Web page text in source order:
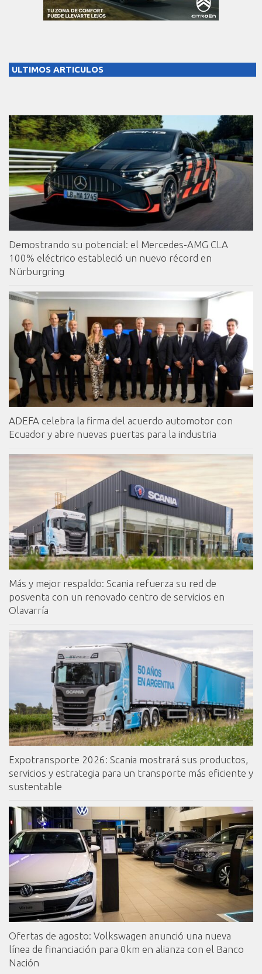
ULTIMOS ARTICULOS
Demostrando su potencial: el Mercedes-AMG CLA
100% eléctrico estableció un nuevo récord en
Nürburgring
ADEFA celebra la firma del acuerdo automotor con
Ecuador y abre nuevas puertas para la industria
Más y mejor respaldo: Scania refuerza su red de
posventa con un renovado centro de servicios en
Olavarría
Expotransporte 2026: Scania mostrará sus productos,
servicios y estrategia para un transporte más eficiente y
sustentable
Ofertas de agosto: Volkswagen anunció una nueva
línea de financiación para 0km en alianza con el Banco
Nación